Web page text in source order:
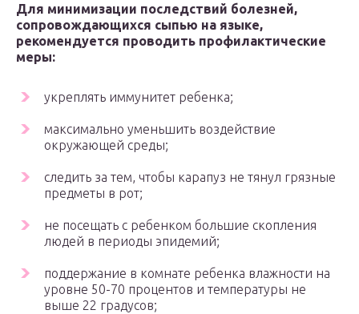
Для минимизации последствий болезней,
сопровождающихся сыпью на языке,
рекомендуется проводить профилактические
меры:
укреплять иммунитет ребенка;
максимально уменьшить воздействие
окружающей среды;
следить за тем, чтобы карапуз не тянул грязные
предметы в рот;
не посещать с ребенком большие скопления
людей в периоды эпидемий;
поддержание в комнате ребенка влажности на
уровне 50-70 процентов и температуры не
выше 22 градусов;